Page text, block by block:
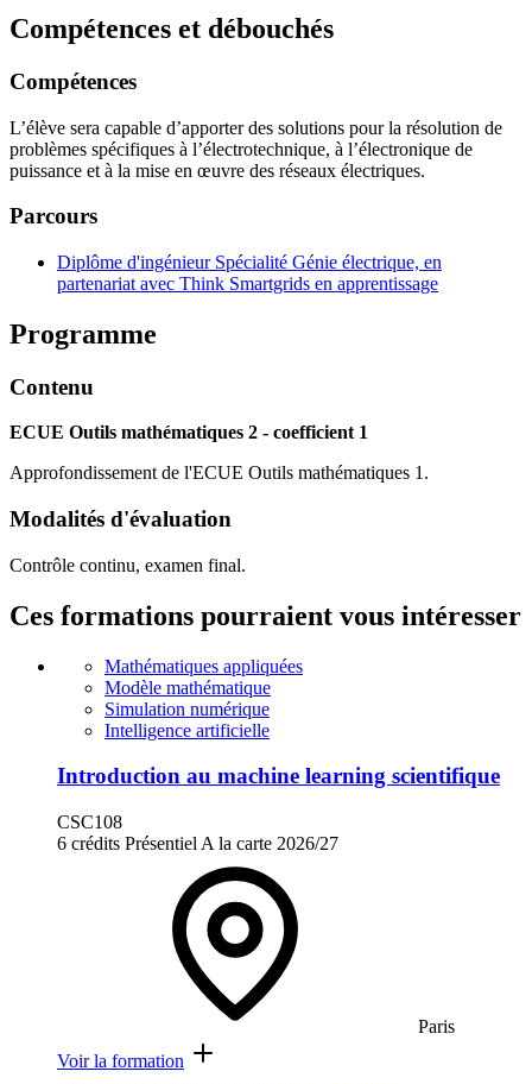
Compétences et débouchés
Compétences
L’élève sera capable d’apporter des solutions pour la résolution de
problèmes spécifiques à l’électrotechnique, à l’électronique de
puissance et à la mise en œuvre des réseaux électriques.
Parcours
Diplôme d'ingénieur Spécialité Génie électrique, en
partenariat avec Think Smartgrids en apprentissage
Programme
Contenu
ECUE Outils mathématiques 2 - coefficient 1
Approfondissement de l'ECUE Outils mathématiques 1.
Modalités d'évaluation
Contrôle continu, examen final.
Ces formations pourraient vous intéresser
Mathématiques appliquées
Modèle mathématique
Simulation numérique
Intelligence artificielle
Introduction au machine learning scientifique
CSC108
6 crédits Présentiel A la carte 2026/27
Paris
Voir la formation